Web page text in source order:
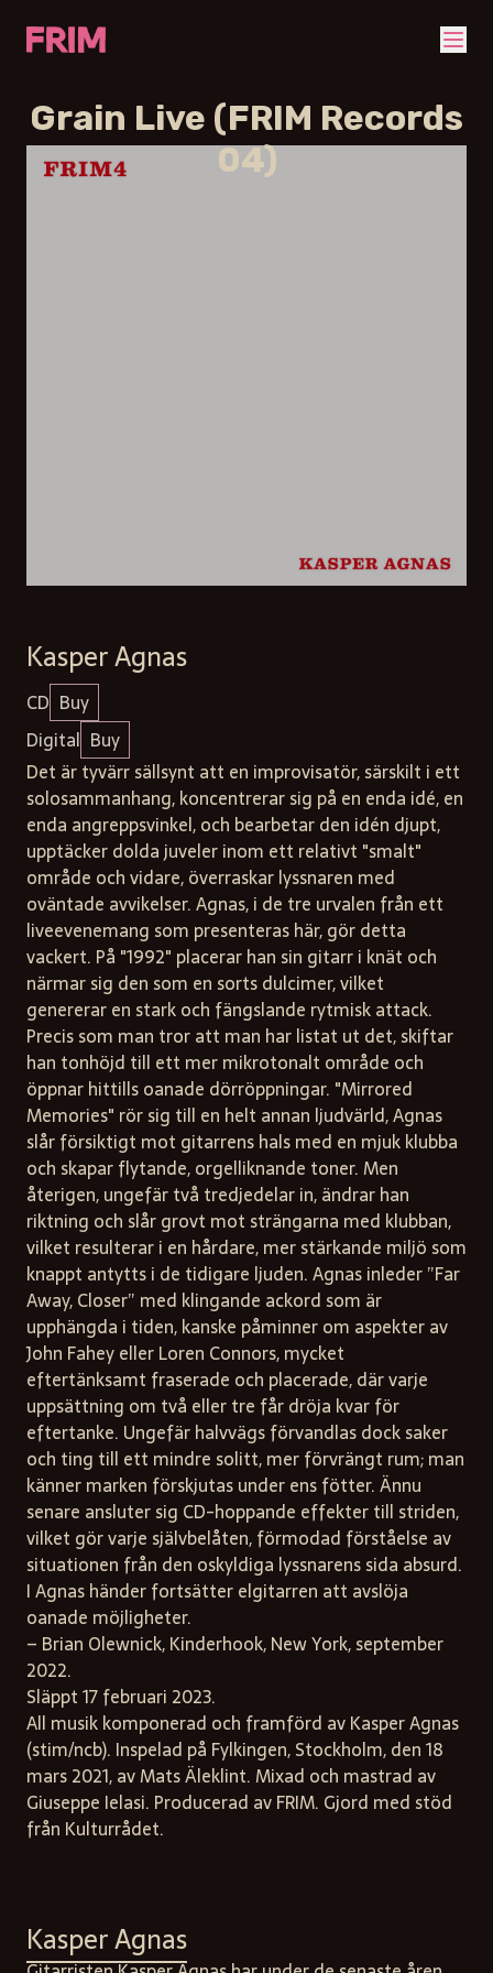
Grain Live (FRIM Records
04)
Kasper Agnas
CD Buy
Digital Buy
Det är tyvärr sällsynt att en improvisatör, särskilt i ett
solosammanhang, koncentrerar sig på en enda idé, en
enda angreppsvinkel, och bearbetar den idén djupt,
upptäcker dolda juveler inom ett relativt "smalt"
område och vidare, överraskar lyssnaren med
oväntade avvikelser. Agnas, i de tre urvalen från ett
liveevenemang som presenteras här, gör detta
vackert. På "1992" placerar han sin gitarr i knät och
närmar sig den som en sorts dulcimer, vilket
genererar en stark och fängslande rytmisk attack.
Precis som man tror att man har listat ut det, skiftar
han tonhöjd till ett mer mikrotonalt område och
öppnar hittills oanade dörröppningar. "Mirrored
Memories" rör sig till en helt annan ljudvärld, Agnas
slår försiktigt mot gitarrens hals med en mjuk klubba
och skapar flytande, orgelliknande toner. Men
återigen, ungefär två tredjedelar in, ändrar han
riktning och slår grovt mot strängarna med klubban,
vilket resulterar i en hårdare, mer stärkande miljö som
knappt antytts i de tidigare ljuden. Agnas inleder ”Far
Away, Closer” med klingande ackord som är
upphängda i tiden, kanske påminner om aspekter av
John Fahey eller Loren Connors, mycket
eftertänksamt fraserade och placerade, där varje
uppsättning om två eller tre får dröja kvar för
eftertanke. Ungefär halvvägs förvandlas dock saker
och ting till ett mindre solitt, mer förvrängt rum; man
känner marken förskjutas under ens fötter. Ännu
senare ansluter sig CD-hoppande effekter till striden,
vilket gör varje självbelåten, förmodad förståelse av
situationen från den oskyldiga lyssnarens sida absurd.
I Agnas händer fortsätter elgitarren att avslöja
oanade möjligheter.
– Brian Olewnick, Kinderhook, New York, september
2022.
Släppt 17 februari 2023.
All musik komponerad och framförd av Kasper Agnas
(stim/ncb). Inspelad på Fylkingen, Stockholm, den 18
mars 2021, av Mats Äleklint. Mixad och mastrad av
Giuseppe Ielasi. Producerad av FRIM. Gjord med stöd
från Kulturrådet.
Kasper Agnas